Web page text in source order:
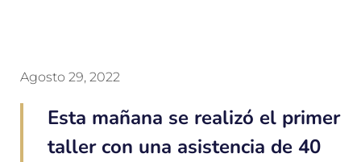
Agosto 29, 2022
Esta mañana se realizó el primer
taller con una asistencia de 40